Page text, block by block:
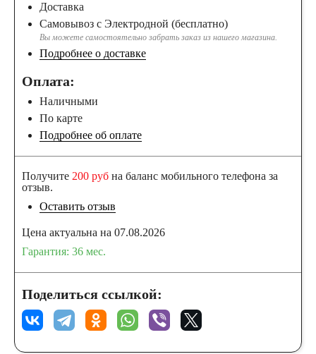
Доставка
Самовывоз с Электродной (бесплатно)
Вы можете самостоятельно забрать заказ из нашего магазина.
Подробнее о доставке
Оплата:
Наличными
По карте
Подробнее об оплате
Получите 200 руб на баланс мобильного телефона за
отзыв.
Оставить отзыв
Цена актуальна на 07.08.2026
Гарантия: 36 мес.
Поделиться ссылкой: